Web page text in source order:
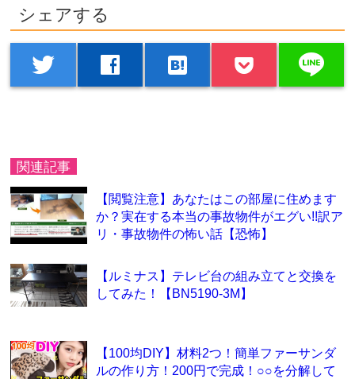
シェアする
twitter facebook hatenabookmark line
関連記事
【閲覧注意】あなたはこの部屋に住めます
か？実在する本当の事故物件がエグい!!訳ア
リ・事故物件の怖い話【恐怖】
【ルミナス】テレビ台の組み立てと交換を
してみた！【BN5190-3M】
【100均DIY】材料2つ！簡単ファーサンダ
ルの作り方！200円で完成！○○を分解して